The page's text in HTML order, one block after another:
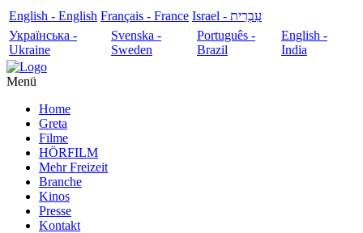
English - English Français - France
עִבְרִית - Israel
Українська -
Ukraine
Svenska -
Sweden
Português -
Brazil
English -
India
Menü
Home
Greta
Filme
HÖRFILM
Mehr Freizeit
Branche
Kinos
Presse
Kontakt